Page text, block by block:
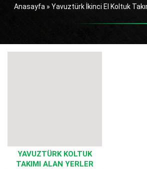
Anasayfa » Yavuztürk İkinci El Koltuk
YAVUZTÜRK KOLTUK
TAKIMI ALAN YERLER